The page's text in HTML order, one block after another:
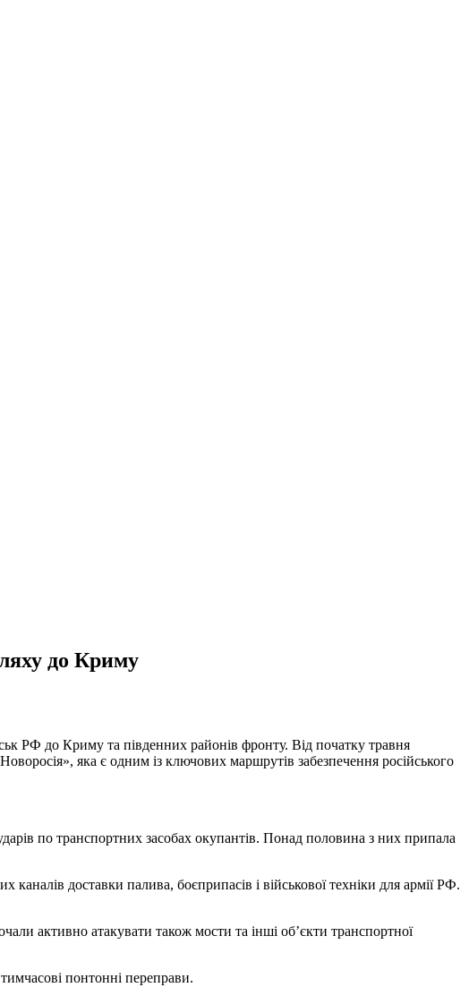
до Криму
РФ до Криму та південних районів фронту. Від початку травня
яка є одним із ключових маршрутів забезпечення російського
по транспортних засобах окупантів. Понад половина з них припала
доставки палива, боєприпасів і військової техніки для армії РФ.
активно атакувати також мости та інші об’єкти транспортної
понтонні переправи.